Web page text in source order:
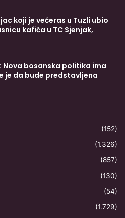
koji je večeras u Tuzli ubio
kafića u TC Sjenjak,
Nova bosanska politika ima
je da bude predstavljena
(152)
(1.326)
(857)
(130)
(54)
(1.729)